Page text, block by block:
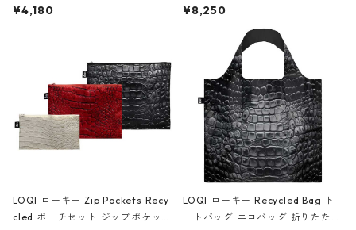
ミエ-B ショルダーバッグ グロスピ
¥4,180
ボストンバッグ ショルダーバッグ
Black ジャン=ミッシェル・バスキ
ア/クラウン ブラック
¥8,250
LOQI ローキー Zip Pockets Recy
cled ポーチセット ジップポケット
LOQI ローキー Recycled Bag ト
ートバッグ エコバッグ 折りたたみ